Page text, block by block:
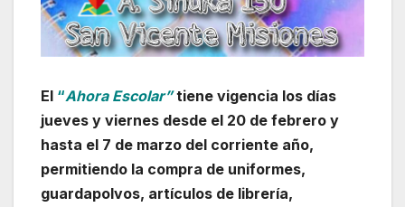
El “Ahora Escolar” tiene vigencia los días
jueves y viernes desde el 20 de febrero y
hasta el 7 de marzo del corriente año,
permitiendo la compra de uniformes,
guardapolvos, artículos de librería,